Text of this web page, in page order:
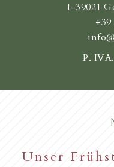
I-39021
+39
P.
Familie
Unser